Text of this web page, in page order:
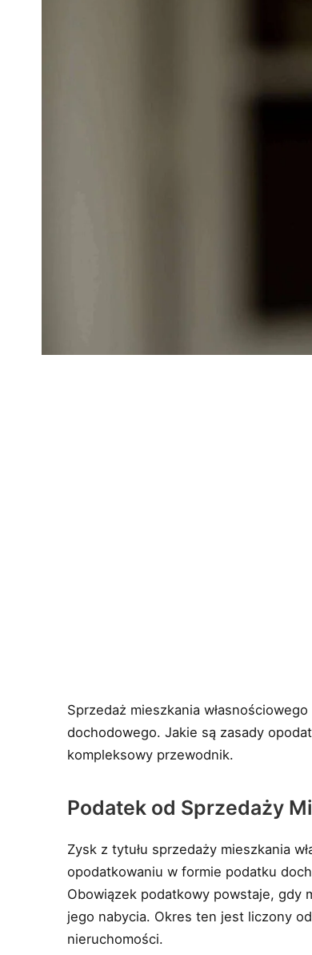
Sprzedaż mieszkania
dochodowego. Jakie są zasady
kompleksowy przewodnik.
Podatek od Sprzedaży
Zysk z tytułu sprzedaży mieszkania
opodatkowaniu w formie podatku
Obowiązek podatkowy powstaje, gdy
jego nabycia. Okres ten jest liczony
nieruchomości.